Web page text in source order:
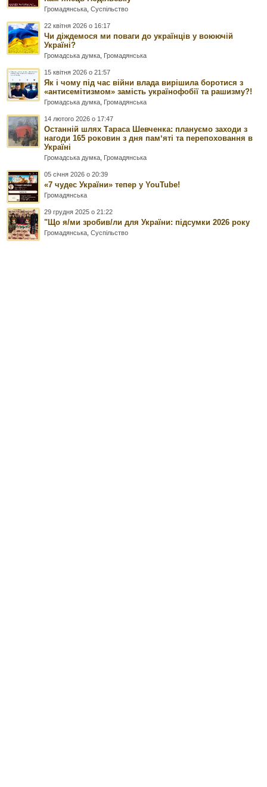
Громадянська,Суспільство
22 квітня 2026 о 16:17
Чи діждемося ми поваги до українців у воюючій
Україні?
Громадська думка, Громадянська
15 квітня 2026 о 21:57
Як і чому під час війни влада вирішила боротися з
«антисемітизмом» замість українофобії та рашизму?!
Громадська думка, Громадянська
14 лютого 2026 о 17:47
Останній шлях Тараса Шевченка: плануємо заходи з
нагоди 165 роковин з дня памʼяті та перепоховання в
Україні
Громадська думка, Громадянська
05 січня 2026 о 20:39
«7 чудес України» тепер у YouTube!
Громадянська
29 грудня 2025 о 21:22
"Що я/ми зробив/ли для України: підсумки 2026 року
Громадянська,Суспільство